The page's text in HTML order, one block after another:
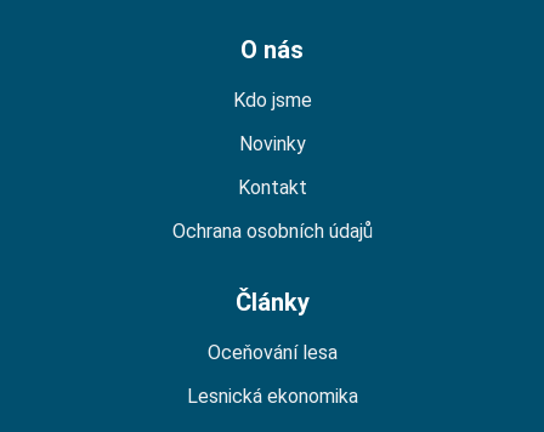
O nás
Kdo jsme
Novinky
Kontakt
Ochrana osobních údajů
Články
Oceňování lesa
Lesnická ekonomika